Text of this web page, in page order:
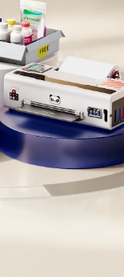
de 2018,
Procolored,
KK
infinitos por la
con
la vida diaria
vendedores
podían
e
como